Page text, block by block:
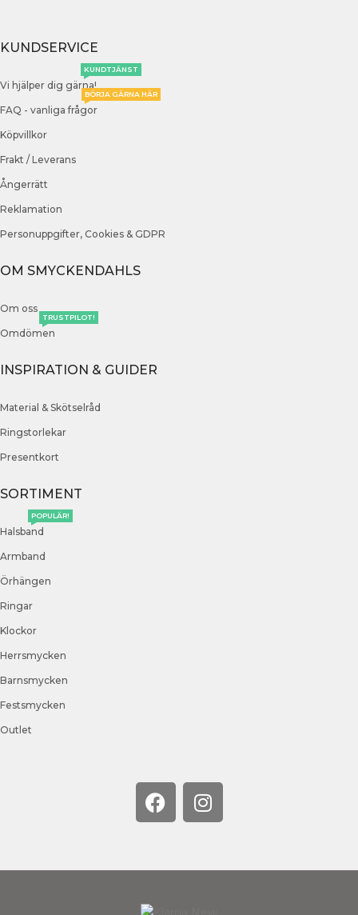
KUNDSERVICE
Vi hjälper dig gärna!
KUNDTJÄNST
FAQ - vanliga frågor
BÖRJA GÄRNA HÄR
Köpvillkor
Frakt / Leverans
Ångerrätt
Reklamation
Personuppgifter, Cookies & GDPR
OM SMYCKENDAHLS
Om oss
Omdömen
TRUSTPILOT!
INSPIRATION & GUIDER
Material & Skötselråd
Ringstorlekar
Presentkort
SORTIMENT
Halsband
POPULÄR!
Armband
Örhängen
Ringar
Klockor
Herrsmycken
Barnsmycken
Festsmycken
Outlet